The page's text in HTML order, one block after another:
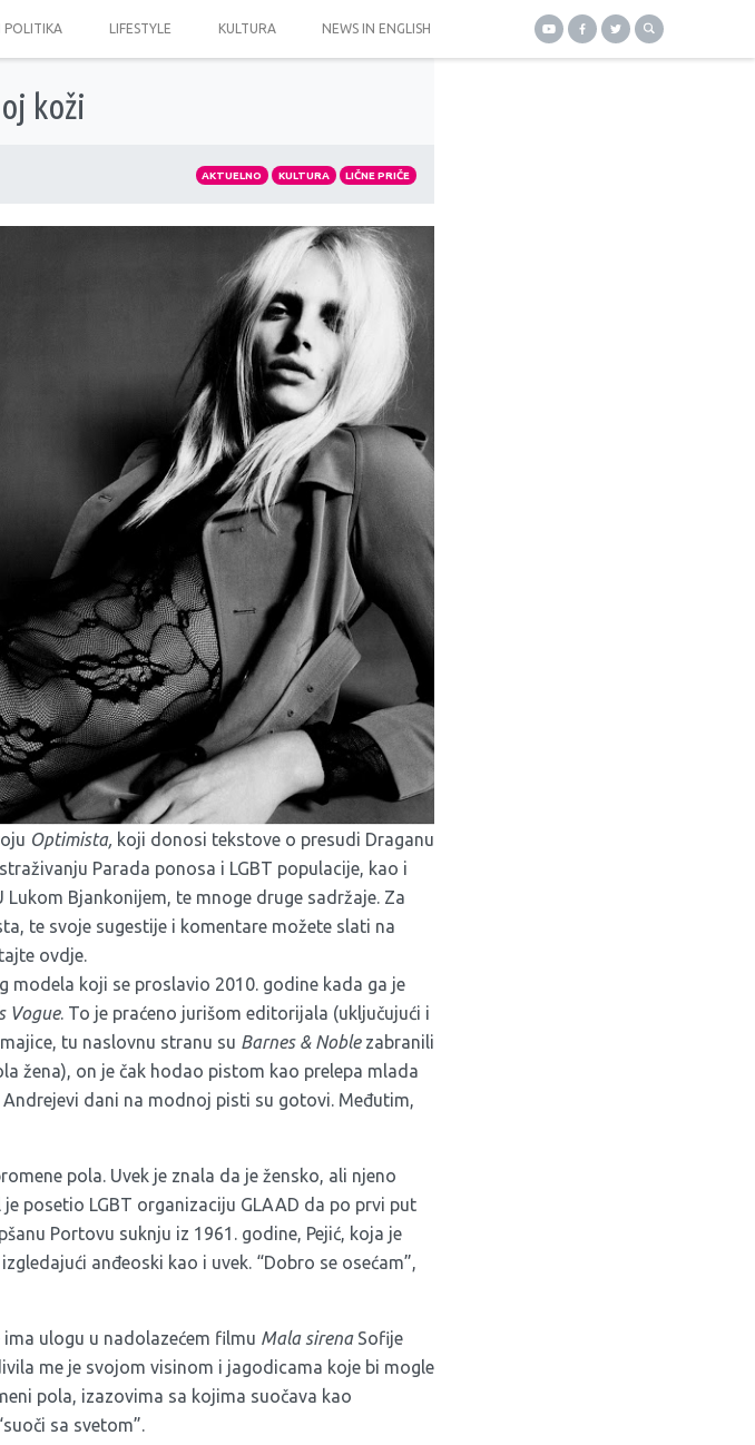
POLITIKA LIFESTYLE KULTURA NEWS IN ENGLISH
koži
AKTUELNO KULTURA LIČNE PRIČE
Optimista, koji donosi tekstove o presudi Draganu
Parada ponosa i LGBT populacije, kao i
Bjankonijem, te mnoge druge sadržaje. Za
te svoje sugestije i komentare možete slati na
ovdje
modela koji se proslavio 2010. godine kada ga je
Vogue. To je praćeno jurišom editorijala (uključujući i
tu naslovnu stranu su Barnes & Noblezabranili
žena), on je čak hodao pistom kao prelepa mlada
dani na modnoj pisti su gotovi. Međutim,
pola. Uvek je znala da je žensko, ali njeno
posetio LGBT organizaciju GLAAD da po prvi put
Portovu suknju iz 1961. godine, Pejić, koja je
anđeoski kao i uvek. “Dobro se osećam”,
ulogu u nadolazećem filmu Mala sirenaSofije
me je svojom visinom i jagodicama koje bi mogle
pola, izazovima sa kojima suočava kao
sa svetom”.